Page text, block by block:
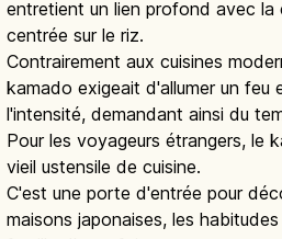
entretient un lien profond avec la
centrée sur le riz.
Contrairement aux cuisines
kamado exigeait d'allumer un feu
l'intensité, demandant ainsi du
Pour les voyageurs étrangers, le
vieil ustensile de cuisine.
C'est une porte d'entrée pour
maisons japonaises, les